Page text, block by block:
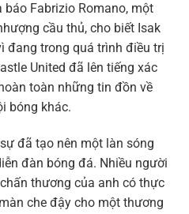
Fabrizio Romano, một
cầu thủ, cho biết Isak
đang trong quá trình điều trị
United đã lên tiếng xác
toàn những tin đồn về
bóng khác.
đã tạo nên một làn sóng
đàn bóng đá. Nhiều người
thương của anh có thực
che đậy cho một thương